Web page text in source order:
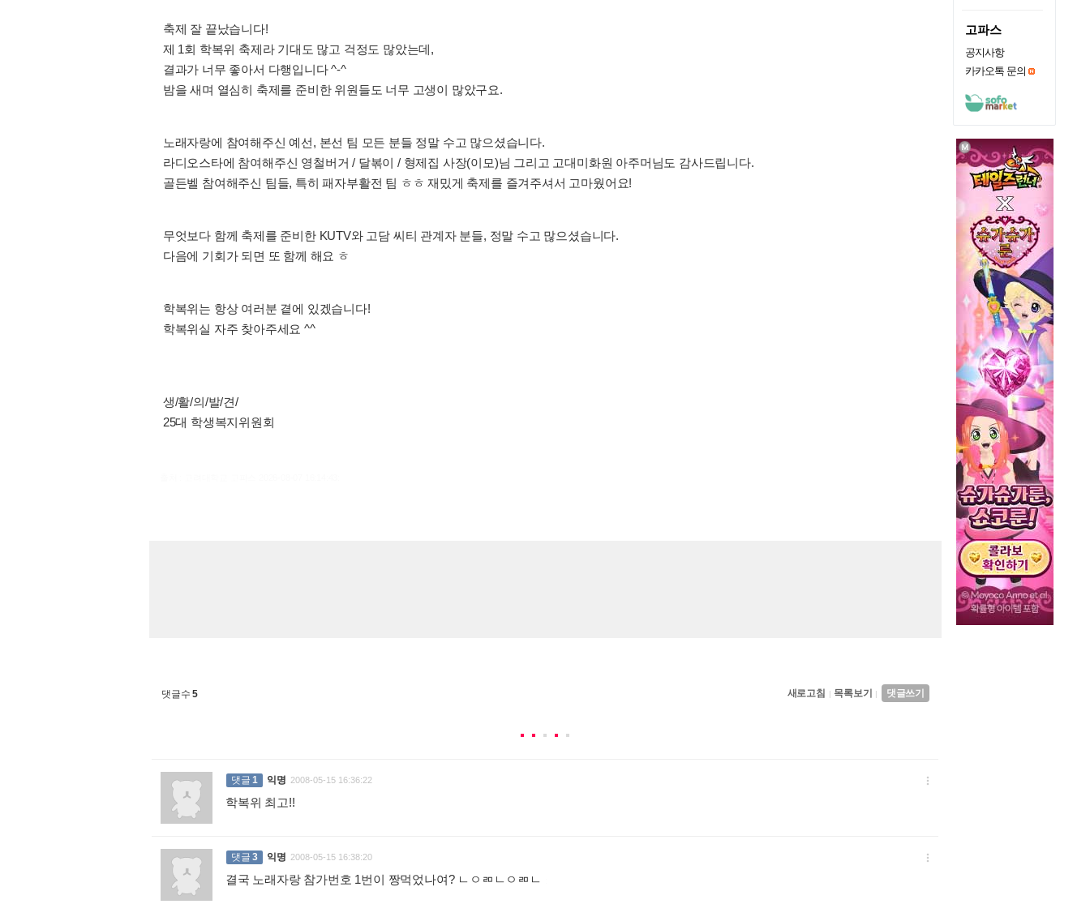
축제 잘 끝났습니다!
제 1회 학복위 축제라 기대도 많고 걱정도 많았는데,
결과가 너무 좋아서 다행입니다 ^-^
밤을 새며 열심히 축제를 준비한 위원들도 너무 고생이 많았구요.
노래자랑에 참여해주신 예선, 본선 팀 모든 분들 정말 수고 많으셨습니다.
라디오스타에 참여해주신 영철버거 / 달볶이 / 형제집 사장(이모)님 그리고 고대미화원 아주머님도 감사드립니다.
골든벨 참여해주신 팀들, 특히 패자부활전 팀 ㅎㅎ 재밌게 축제를 즐겨주셔서 고마웠어요!
무엇보다 함께 축제를 준비한 KUTV와 고담 씨티 관계자 분들, 정말 수고 많으셨습니다.
다음에 기회가 되면 또 함께 해요 ㅎ
학복위는 항상 여러분 곁에 있겠습니다!
학복위실 자주 찾아주세요 ^^
생/활/의/발/견/
25대 학생복지위원회
댓글수5 새로고침 | 목록보기 | 댓글쓰기
댓글1 익명 2008-05-15 16:36:22
학복위 최고!!

댓글3 익명 2008-05-15 16:38:20
결국 노래자랑 참가번호 1번이 짱먹었나여? ㄴㅇㄻㄴㅇㄻㄴ

고파스
공지사항
카카오톡 문의